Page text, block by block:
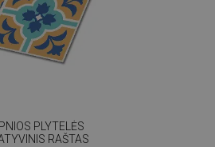
PLYTELĖS
RAŠTAS